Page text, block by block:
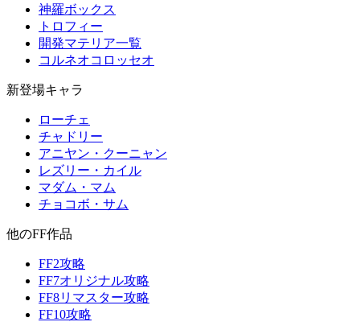
神羅ボックス
トロフィー
開発マテリア一覧
コルネオコロッセオ
新登場キャラ
ローチェ
チャドリー
アニヤン・クーニャン
レズリー・カイル
マダム・マム
チョコボ・サム
他のFF作品
FF2攻略
FF7オリジナル攻略
FF8リマスター攻略
FF10攻略